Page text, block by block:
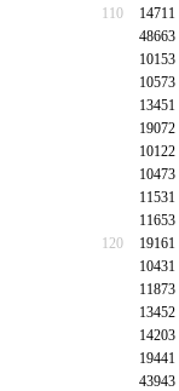
110
14711
48663
10153
10573
13451
19072
10122
10473
11531
11653
120
19161
10431
11873
13452
14203
19441
43943